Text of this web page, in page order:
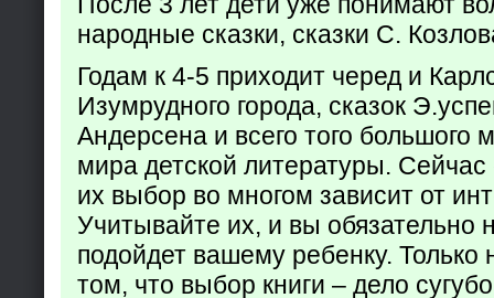
народные сказки, сказки С.
Годам к 4-5 приходит черед и
Изумрудного города, сказок
Андерсена и всего того большого
мира детской литературы. Сейчас
их выбор во многом зависит от
Учитывайте их, и вы обязательно
подойдет вашему ребенку. Только
том, что выбор книги – дело